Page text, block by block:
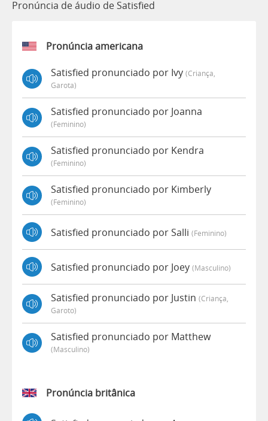
Pronúncia de áudio de Satisfied
Pronúncia americana
Satisfied pronunciado por Ivy (criança,
Garota)
Satisfied pronunciado por Joanna
(feminino)
Satisfied pronunciado por Kendra
(feminino)
Satisfied pronunciado por Kimberly
(feminino)
Satisfied pronunciado por Salli (feminino)
Satisfied pronunciado por Joey (masculino)
Satisfied pronunciado por Justin (criança,
Garoto)
Satisfied pronunciado por Matthew
(masculino)
Pronúncia britânica